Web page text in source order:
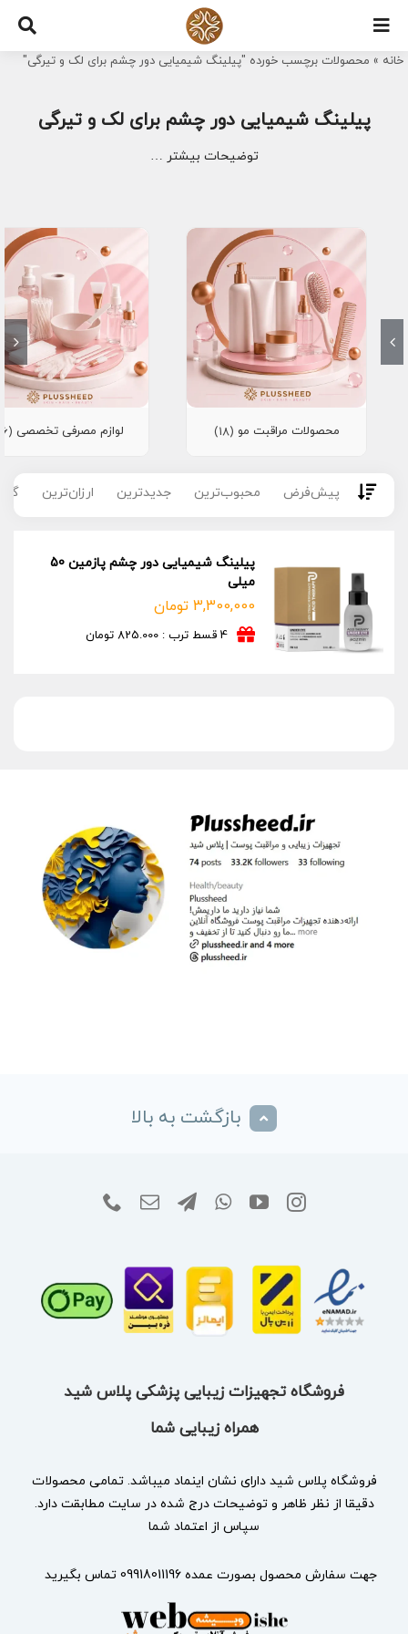
Skip
content
خانه » محصولات برچسب خورده "پیلینگ شیمیایی دور چشم برای لک و تیرگی"
پیلینگ شیمیایی دور چشم برای لک و تیرگی
توضیحات بیشتر …
محصولات مراقبت مو (18) لوازم مصرفی تخصصی (16)
پیش‌فرض محبوب‌ترین جدیدترین ارزان‌ترین
پیلینگ شیمیایی دور چشم پازمین 50
میلی
3,300,000 تومان
4 قسط ترب : 825.000 تومان
بازگشت به بالا
فروشگاه تجهیزات زیبایی پزشکی پلاس شید
همراه زیبایی شما
فروشگاه پلاس شید دارای نشان اینماد میباشد. تمامی محصولات
دقیقا از نظر ظاهر و توضیحات درج شده در سایت مطابقت دارد.
سپاس از اعتماد شما
جهت سفارش محصول بصورت عمده 09918011196 تماس بگیرید